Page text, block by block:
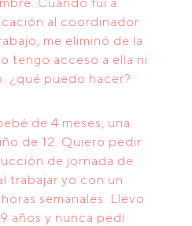
al coordinador
me eliminó de la
tengo acceso a ella ni
¿qué puedo hacer?
de 4 meses, una
de 12. Quiero pedir
de jornada de
trabajar yo con un
semanales. Llevo
años y nunca pedí